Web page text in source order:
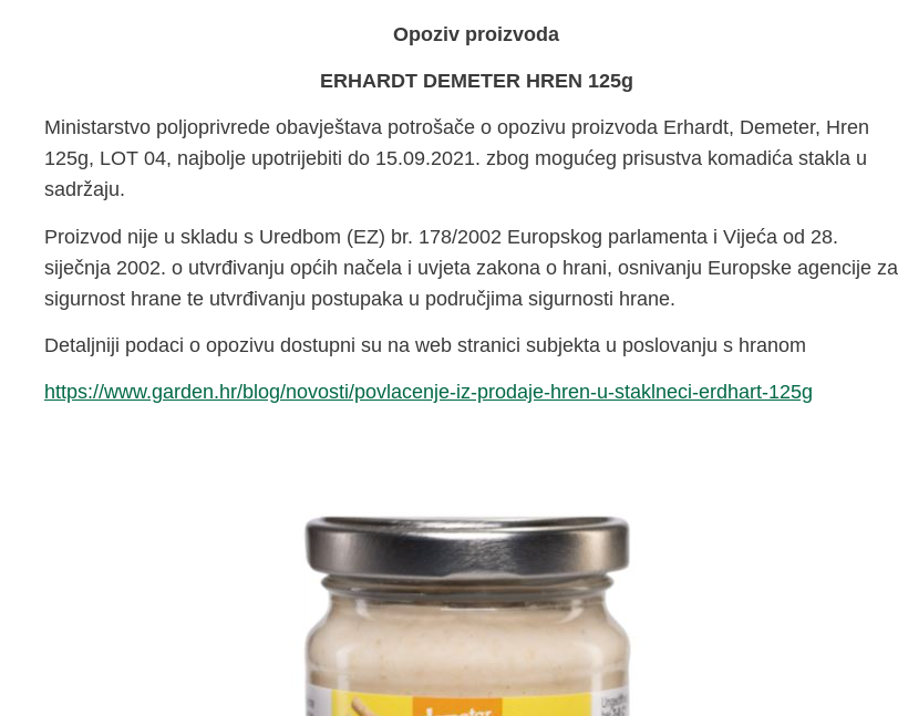
Opoziv proizvoda
ERHARDT DEMETER HREN 125g
Ministarstvo poljoprivrede obavještava potrošače o opozivu proizvoda Erhardt, Demeter, Hren
125g, LOT 04, najbolje upotrijebiti do 15.09.2021. zbog mogućeg prisustva komadića stakla u
sadržaju.
Proizvod nije u skladu s Uredbom (EZ) br. 178/2002 Europskog parlamenta i Vijeća od 28.
siječnja 2002. o utvrđivanju općih načela i uvjeta zakona o hrani, osnivanju Europske agencije za
sigurnost hrane te utvrđivanju postupaka u područjima sigurnosti hrane.
Detaljniji podaci o opozivu dostupni su na web stranici subjekta u poslovanju s hranom
https://www.garden.hr/blog/novosti/povlacenje-iz-prodaje-hren-u-staklneci-erdhart-125g